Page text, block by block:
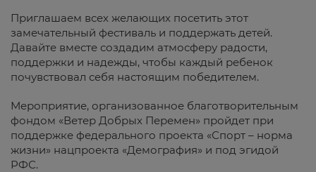
Приглашаем всех желающих посетить этот
замечательный фестиваль и поддержать детей.
Давайте вместе создадим атмосферу радости,
поддержки и надежды, чтобы каждый ребенок
почувствовал себя настоящим победителем.
Мероприятие, организованное благотворительным
фондом «Ветер Добрых Перемен» пройдет при
поддержке федерального проекта «Спорт – норма
жизни» нацпроекта «Демография» и под эгидой
РФС.